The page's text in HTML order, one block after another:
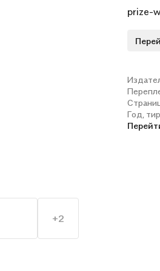
+2
prize-
and
new
out far
Год,